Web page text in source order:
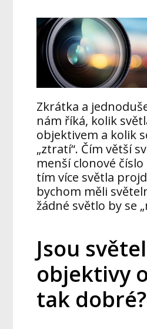
Zkrátka a
nám říká, kolik
objektivem a kolik
„ztratí“. Čím větší
menší clonové
tím více světla
bychom měli
žádné světlo by se
Jsou
objektivy
tak dobré?